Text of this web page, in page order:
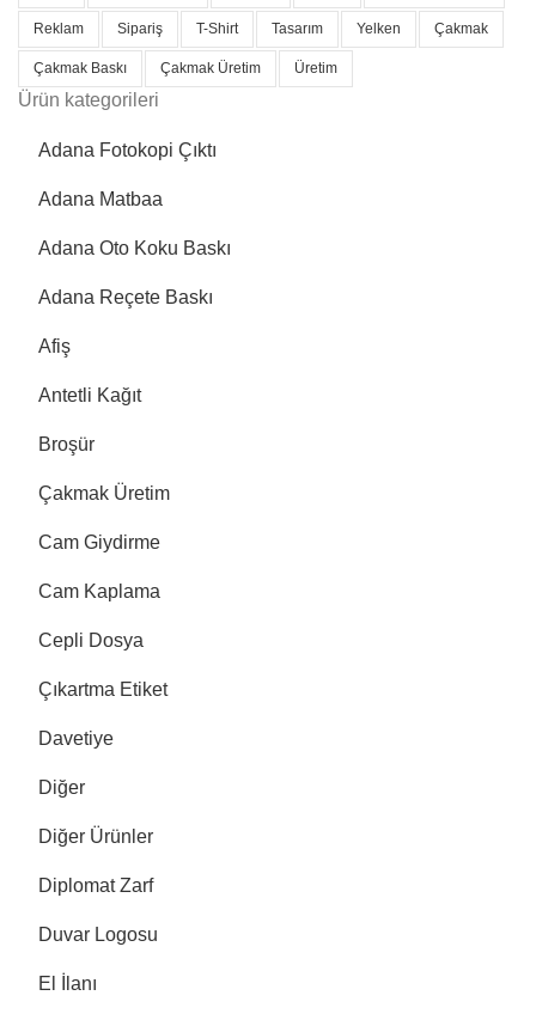
Reklam Sipariş T-Shirt Tasarım Yelken Çakmak
Çakmak Baskı Çakmak Üretim Üretim
Ürün kategorileri
Adana Fotokopi Çıktı
Adana Matbaa
Adana Oto Koku Baskı
Adana Reçete Baskı
Afiş
Antetli Kağıt
Broşür
Çakmak Üretim
Cam Giydirme
Cam Kaplama
Cepli Dosya
Çıkartma Etiket
Davetiye
Diğer
Diğer Ürünler
Diplomat Zarf
Duvar Logosu
El İlanı